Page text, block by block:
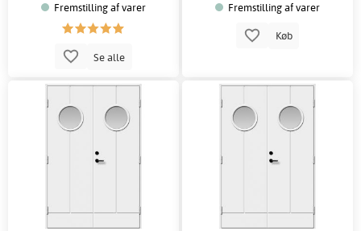
Fremstilling af varer
Se alle
Fremstilling af varer
Køb